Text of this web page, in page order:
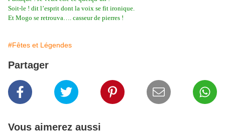
Soit-le ! dit l’esprit dont la voix se fit ironique.
Et Mogo se retrouva…. casseur de pierres !
#Fêtes et Légendes
Partager
Vous aimerez aussi